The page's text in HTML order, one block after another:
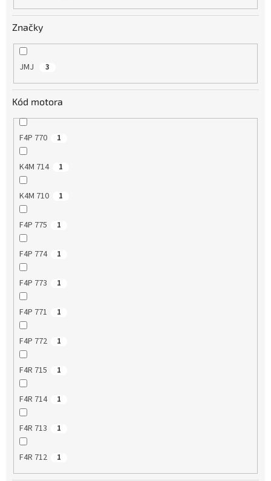
Značky
JMJ 3
Kód motora
F4P 770 1
K4M 714 1
K4M 710 1
F4P 775 1
F4P 774 1
F4P 773 1
F4P 771 1
F4P 772 1
F4R 715 1
F4R 714 1
F4R 713 1
F4R 712 1